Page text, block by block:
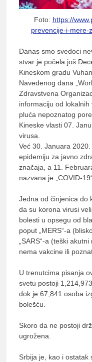
Foto: https://
prevencije-i-mere-
Danas smo svedoci
stvar je počela još
Kineskom gradu
Navedenog dana
Zdravstvena
informaciju od
pluća nepoznatog
Kineske vlasti 07.
virusa.
Već 30. Januara
epidemiju za javno
značaja, a 11.
nazvana je „COVID-
Jedna od činjenica do
da su korona virusi
bolesti u opsegu od
poput „MERS“-a
„SARS“-a (teški
nema vakcine ili
U trenutcima pisanja
svetu postoji
dok je 67,841 osoba
bolešću.
Skoro da ne postoji
ugrožena.
Srbija je, kao i ostatak